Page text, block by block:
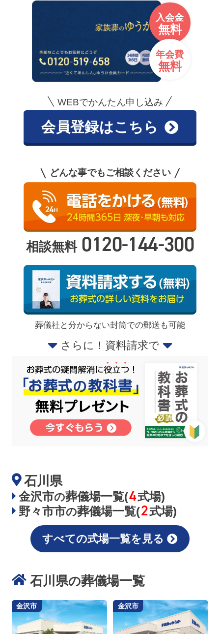
入会金
無料
年会費
無料
WEBでかんたん申し込み
会員登録はこちら
どんな事でもご相談ください
相談無料 0120-144-300
葬儀社と分からない封筒での郵送も可能
さらに！資料請求で
石川県
金沢市の葬儀場一覧(4式場)
野々市市の葬儀場一覧(2式場)
すべての式場一覧を見る
石川県の葬儀場一覧
金沢市 金沢市
お得な会員価格!